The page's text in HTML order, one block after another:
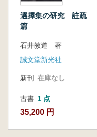
選擇集の研究 註疏
篇
石井教道 著
誠文堂新光社
新刊 在庫なし
古書 1 点
35,200 円